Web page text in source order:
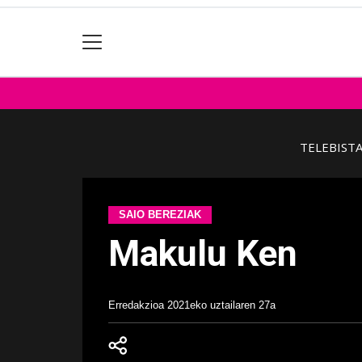
TELEBISTA
SAIO BEREZIAK
Makulu Ken
Erredakzioa 2021eko uztailaren 27a